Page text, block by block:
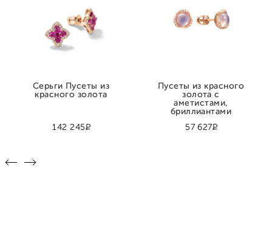
142 245Р
Серьги Пусеты из
красного золота
57 627Р
Пусеты из красного
золота с
аметистами,
бриллиантами